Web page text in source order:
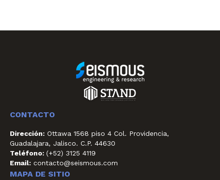
CONTACTO
Dirección: Ottawa 1568 piso 4 Col. Providencia,
Guadalajara, Jalisco. C.P. 44630
Teléfono: (+52) 3125 4119
Email: contacto@seismous.com
MAPA DE SITIO